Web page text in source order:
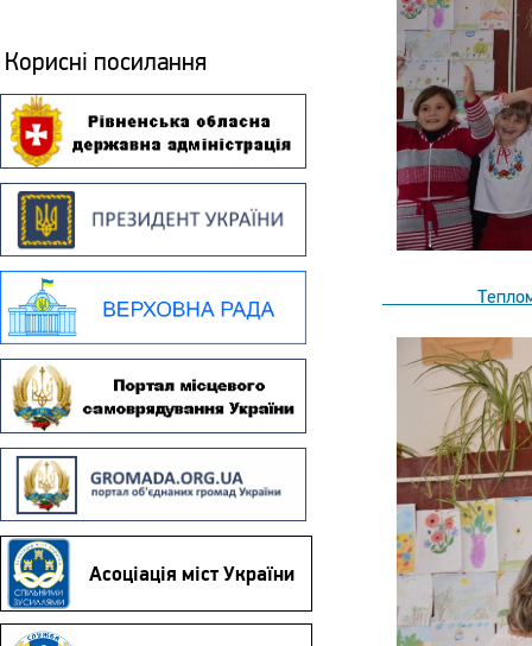
Корисні посилання
Асоціація міст України
Теплом своїх